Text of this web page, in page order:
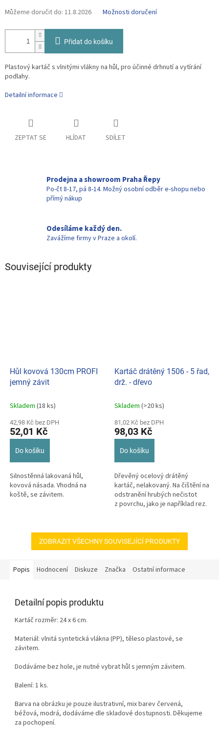
Můžeme doručit do: 11.8.2026 Možnosti doručení
Přidat do košíku
Plastový kartáč s vlnitými vlákny na hůl, pro účinné drhnutí a vytírání
podlahy.
Detailní informace
ZEPTAT SE HLÍDAT SDÍLET
Prodejna a showroom Praha Řepy
Po-čt 8-17, pá 8-14. Možný osobní odběr e-shopu nebo
přímý nákup
Odesíláme každý den.
Zavážíme firmy v Praze a okolí.
Související produkty
Hůl kovová 130cm PROFI
jemný závit
Skladem (18 ks)
42,98 Kč bez DPH
52,01 Kč
Do košíku
Silnostěnná lakovaná hůl,
kovová násada. Vhodná na
koště, se závitem.
Kartáč drátěný 1506 - 5 řad,
drž. - dřevo
Skladem (>20 ks)
81,02 Kč bez DPH
98,03 Kč
Do košíku
Dřevěný ocelový drátěný
kartáč, nelakovaný. Na čištění na
odstranění hrubých nečistot
z povrchu, jako je například rez.
ZOBRAZIT VŠECHNY SOUVISEJÍCÍ PRODUKTY
Popis Hodnocení Diskuze Značka Ostatní informace
Detailní popis produktu
Kartáč rozměr: 24 x 6cm.
Materiál: vlnitá syntetická vlákna (PP), těleso plastové, se
závitem.
Dodáváme bez hole, je nutné vybrat hůl s jemným závitem.
Balení: 1 ks.
Barva na obrázku je pouze ilustrativní, mix barev červená,
béžová, modrá, dodáváme dle skladové dostupnosti. Děkujeme
za pochopení.